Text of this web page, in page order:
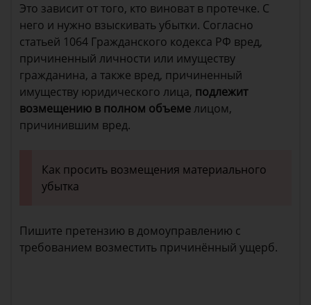
Это зависит от того, кто виноват в протечке. С
него и нужно взыскивать убытки. Согласно
статьей 1064 Гражданского кодекса РФ вред,
причиненный личности или имуществу
гражданина, а также вред, причиненный
имуществу юридического лица, подлежит
возмещению в полном объемелицом,
причинившим вред.
Как просить возмещения материального
убытка
Пишите претензию в домоуправлению с
требованием возместить причинённый ущерб.